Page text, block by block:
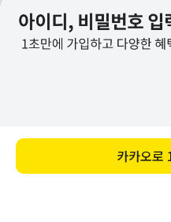
메뉴 홈 찜
통화량이 많아 연결이 어려울경
최대한 신속한
카카오로